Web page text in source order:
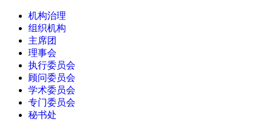
机构治理
组织机构
主席团
理事会
执行委员会
顾问委员会
学术委员会
专门委员会
秘书处